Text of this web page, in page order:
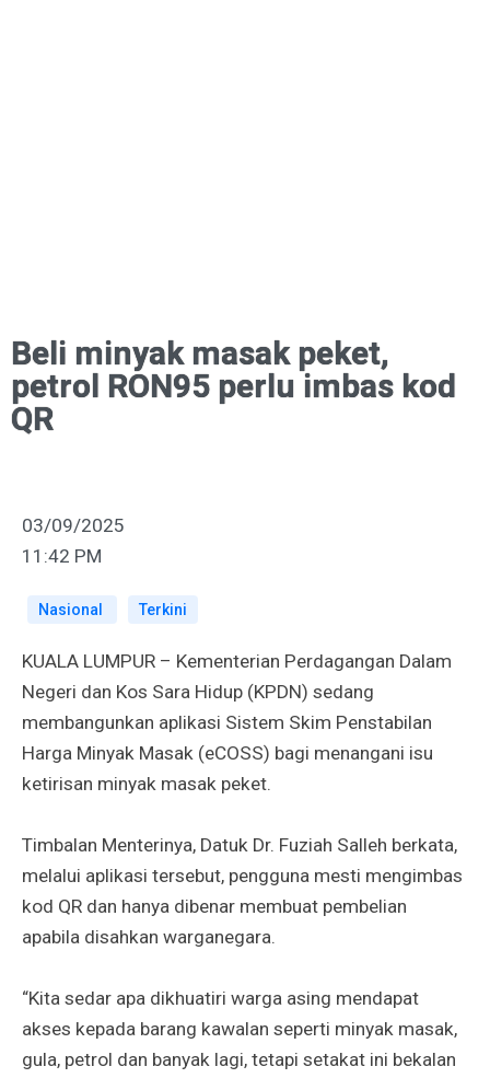
Beli minyak masak peket,
petrol RON95 perlu imbas kod
QR
03/09/2025
11:42 PM
Nasional Terkini
KUALA LUMPUR – Kementerian Perdagangan Dalam
Negeri dan Kos Sara Hidup (KPDN) sedang
membangunkan aplikasi Sistem Skim Penstabilan
Harga Minyak Masak (eCOSS) bagi menangani isu
ketirisan minyak masak peket.
Timbalan Menterinya, Datuk Dr. Fuziah Salleh berkata,
melalui aplikasi tersebut, pengguna mesti mengimbas
kod QR dan hanya dibenar membuat pembelian
apabila disahkan warganegara.
“Kita sedar apa dikhuatiri warga asing mendapat
akses kepada barang kawalan seperti minyak masak,
gula, petrol dan banyak lagi, tetapi setakat ini bekalan